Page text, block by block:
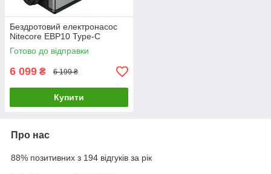
Бездротовий електронасос
Nitecore EBP10 Type-C
Готово до відправки
6 099 ₴ 6 199 ₴
Купити
Про нас
88% позитивних з 194 відгуків за рік